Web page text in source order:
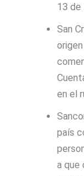
13 de
San
en el
país
a que